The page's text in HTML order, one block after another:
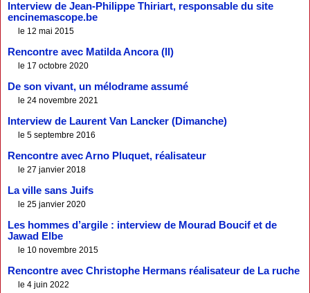
Interview de Jean-Philippe Thiriart, responsable du site
encinemascope.be
le 12 mai 2015
Rencontre avec Matilda Ancora (II)
le 17 octobre 2020
De son vivant, un mélodrame assumé
le 24 novembre 2021
Interview de Laurent Van Lancker (Dimanche)
le 5 septembre 2016
Rencontre avec Arno Pluquet, réalisateur
le 27 janvier 2018
La ville sans Juifs
le 25 janvier 2020
Les hommes d’argile : interview de Mourad Boucif et de
Jawad Elbe
le 10 novembre 2015
Rencontre avec Christophe Hermans réalisateur de La ruche
le 4 juin 2022